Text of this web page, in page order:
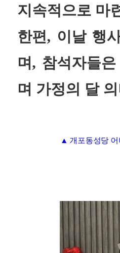
지속적으로 마
한편, 이날 행
며, 참석자들
며 가정의 달
▲ 개포동성당